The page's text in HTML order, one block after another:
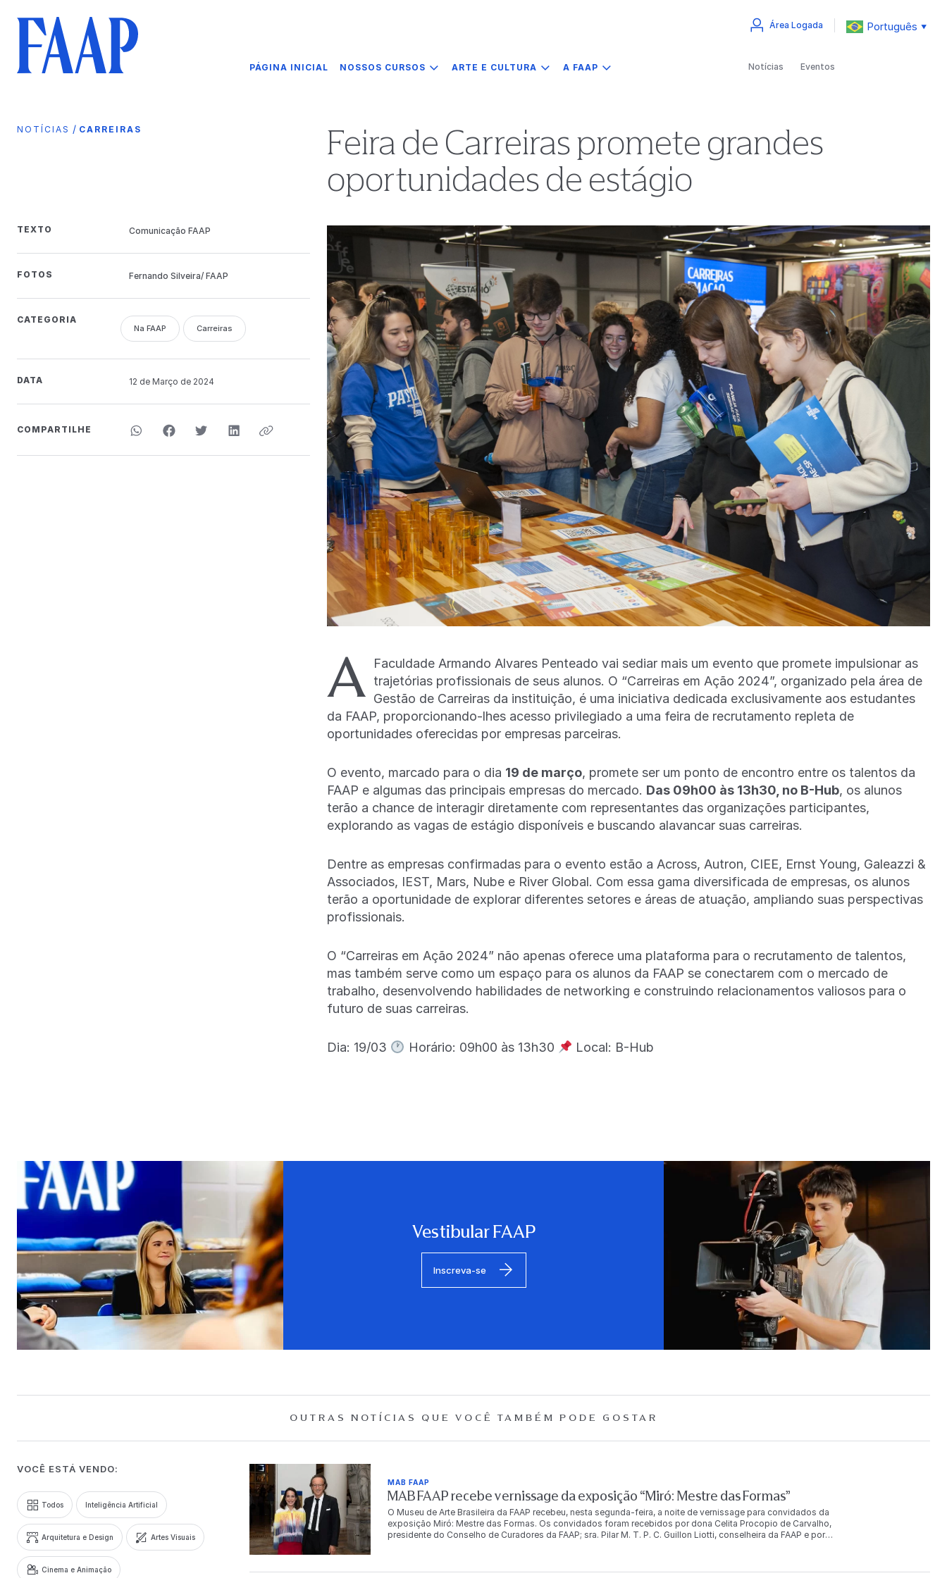
PÁGINA INICIAL NOSSOS CURSOS ARTE E CULTURA A FAAP
Área Logada Português ▼
Notícias Eventos
NOTÍCIAS / CARREIRAS
Feira de Carreiras promete grandes
oportunidades de estágio
TEXTO Comunicação FAAP
FOTOS Fernando Silveira/ FAAP
CATEGORIA
Na FAAP Carreiras
DATA 12 de Março de 2024
COMPARTILHE
A
Faculdade Armando Alvares Penteado vai sediar mais um evento que promete impulsionar as
trajetórias profissionais de seus alunos. O “Carreiras em Ação 2024”, organizado pela área de
Gestão de Carreiras da instituição, é uma iniciativa dedicada exclusivamente aos estudantes
da FAAP, proporcionando-lhes acesso privilegiado a uma feira de recrutamento repleta de
oportunidades oferecidas por empresas parceiras.
O evento, marcado para o dia 19 de março, promete ser um ponto de encontro entre os talentos da
FAAP e algumas das principais empresas do mercado. Das 09h00 às 13h30, no B-Hub, os alunos
terão a chance de interagir diretamente com representantes das organizações participantes,
explorando as vagas de estágio disponíveis e buscando alavancar suas carreiras.
Dentre as empresas confirmadas para o evento estão a Across, Autron, CIEE, Ernst Young, Galeazzi &
Associados, IEST, Mars, Nube e River Global. Com essa gama diversificada de empresas, os alunos
terão a oportunidade de explorar diferentes setores e áreas de atuação, ampliando suas perspectivas
profissionais.
O “Carreiras em Ação 2024” não apenas oferece uma plataforma para o recrutamento de talentos,
mas também serve como um espaço para os alunos da FAAP se conectarem com o mercado de
trabalho, desenvolvendo habilidades de networking e construindo relacionamentos valiosos para o
futuro de suas carreiras.
Dia: 19/03 Horário: 09h00 às 13h30 Local: B-Hub
Vestibular FAAP
Inscreva-se
OUTRAS NOTÍCIAS QUE VOCÊ TAMBÉM PODE GOSTAR
VOCÊ ESTÁ VENDO:
Todos Inteligência Artificial
Arquitetura e Design Artes Visuais
Cinema e Animação
MAB FAAP
MAB FAAP recebe vernissage da exposição “Miró: Mestre das Formas”
O Museu de Arte Brasileira da FAAP recebeu, nesta segunda-feira, a noite de vernissage para convidados da
exposição Miró: Mestre das Formas. Os convidados foram recebidos por dona Celita Procopio de Carvalho,
presidente do Conselho de Curadores da FAAP; sra. Pilar M. T. P. C. Guillon Liotti, conselheira da FAAP e por